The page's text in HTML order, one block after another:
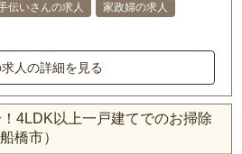
伝いさんの求人
家政婦の求人
求人の詳細を見る
4LDK以上一戸建てでのお掃除
橋市）